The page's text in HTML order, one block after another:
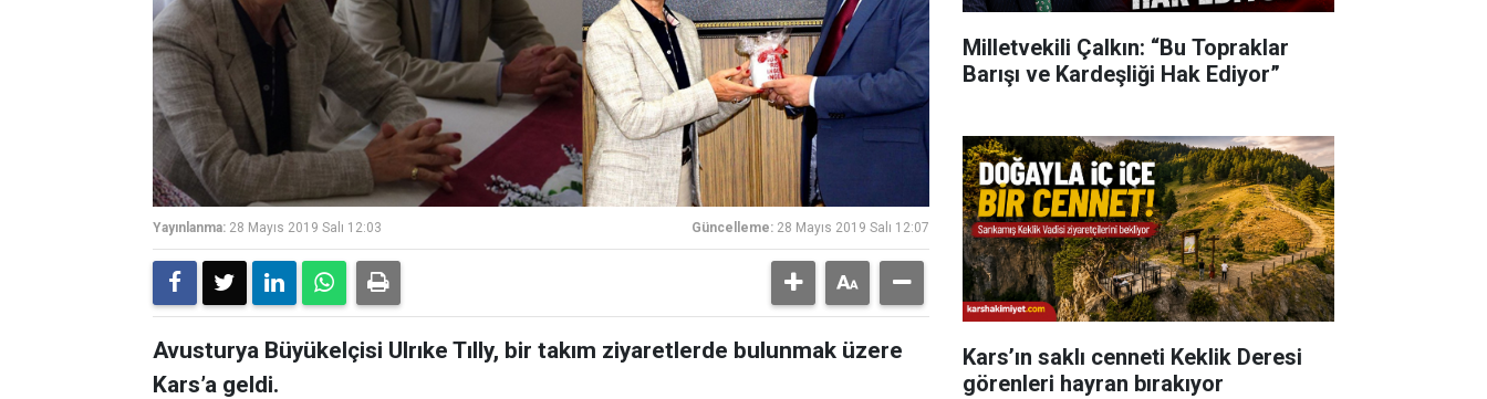
Yayınlanma: 28 Mayıs 2019 Salı 12:03 Güncelleme: 28 Mayıs 2019 Salı 12:07
Avusturya Büyükelçisi Ulrıke Tılly, bir takım ziyaretlerde bulunmak üzere
Kars’a geldi.
Milletvekili Çalkın: “Bu Topraklar
Barışı ve Kardeşliği Hak Ediyor”
Kars’ın saklı cenneti Keklik Deresi
görenleri hayran bırakıyor